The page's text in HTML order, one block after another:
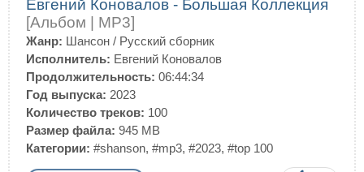
Евгений Коновалов - Большая Коллекция
[Альбом | MP3]
Жанр: Шансон / Русский сборник
Исполнитель: Евгений Коновалов
Продолжительность: 06:44:34
Год выпуска: 2023
Количество треков: 100
Размер файла: 945 MB
Категории: #shanson, #mp3, #2023, #top 100